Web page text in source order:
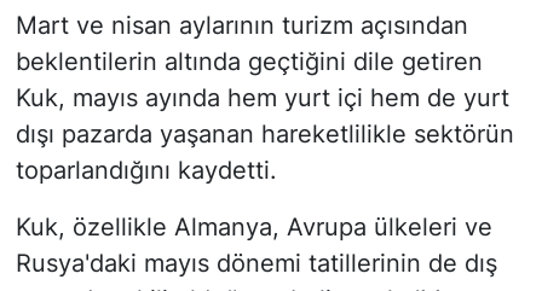
Mart ve nisan aylarının turizm açısından
beklentilerin altında geçtiğini dile getiren
Kuk, mayıs ayında hem yurt içi hem de yurt
dışı pazarda yaşanan hareketlilikle sektörün
toparlandığını kaydetti.
Kuk, özellikle Almanya, Avrupa ülkeleri ve
Rusya'daki mayıs dönemi tatillerinin de dış